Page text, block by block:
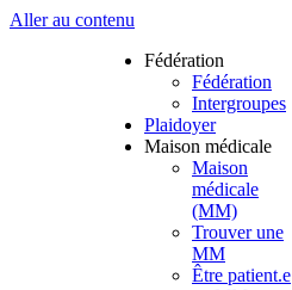
Aller au contenu
Fédération
Fédération
Intergroupes
Plaidoyer
Maison médicale
Maison
médicale
(MM)
Trouver une
MM
Être patient.e